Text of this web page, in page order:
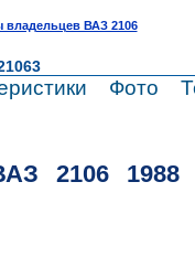
владельцев ВАЗ 2106
Фото
2106
1988